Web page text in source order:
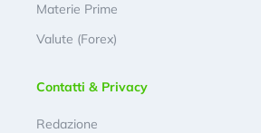
Materie Prime
Valute (Forex)
Contatti & Privacy
Redazione